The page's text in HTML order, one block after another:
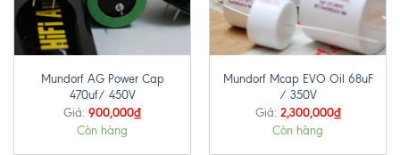
Mundorf AG Power Cap
470uf/ 450V
Giá: 900,000₫
Còn hàng
Mundorf Mcap EVO Oil 68uF
/ 350V
Giá: 2,300,000₫
Còn hàng